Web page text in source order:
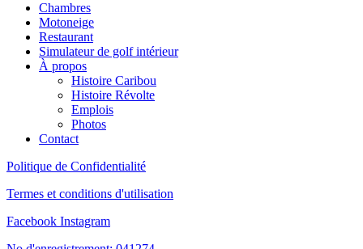
Chambres
Motoneige
Restaurant
Simulateur de golf intérieur
À propos
Histoire Caribou
Histoire Révolte
Emplois
Photos
Contact
Politique de Confidentialité
Termes et conditions d'utilisation
Facebook Instagram